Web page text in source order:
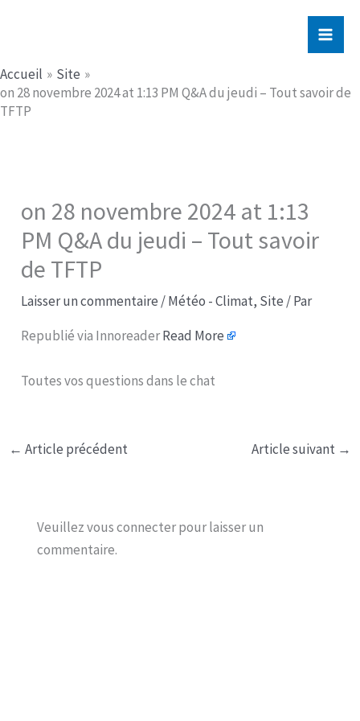
Accueil
Site
on 28 novembre 2024 at 1:13 PM Q&A du jeudi – Tout savoir de
TFTP
on 28 novembre 2024 at 1:13
PM Q&A du jeudi – Tout savoir
de TFTP
Laisser un commentaire /Météo - Climat, Site / Par
Republié via InnoreaderRead More
Toutes vos questions dans le chat
← Article précédent Article suivant →
Veuillez vous connecter pour laisser un
commentaire.